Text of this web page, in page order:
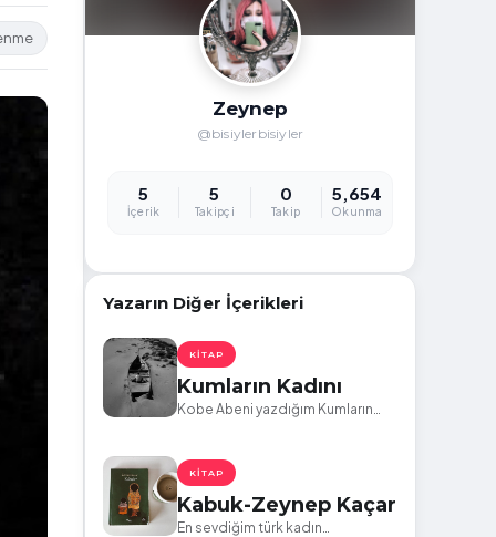
Zeynep
@bisiylerbisiyler
5
İçerik
5
Takipçi
0
Takip
5,654
Okunma
Yazarın Diğer İçerikleri
KITAP
Kumların Kadını
Kobe Abeni yazdığım Kumların
KITAP
Kabuk-Zeynep Kaçar
En sevdiğim türk kadın